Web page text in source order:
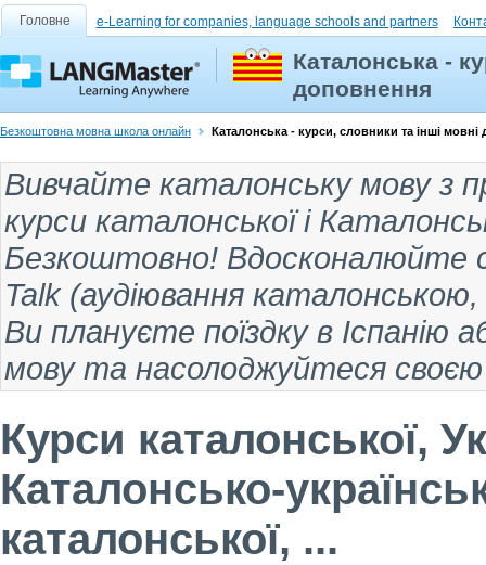
Головне e-Learning for companies, language schools and partners
Каталонська -
доповнення
Безкоштовна мовна школа онлайн Каталонська - курси, словники та інші мовні
Вивчайте каталонську мовуз
курси каталонськоїі
Безкоштовно! Вдосконалюйте
Talk (аудіювання каталонською,
Ви плануєте поїздку в Іспанію
мову та насолоджуйтеся
Курси каталонської,
Каталонсько-
каталонської, ...